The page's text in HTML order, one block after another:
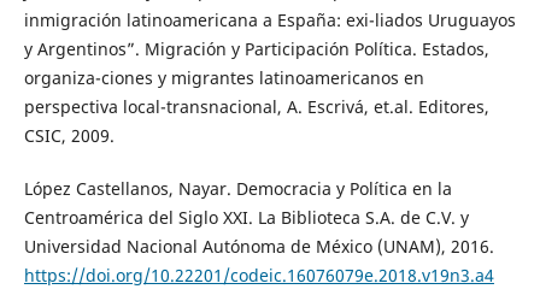
inmigración latinoamericana a España: exi-liados Uruguayos
y Argentinos”. Migración y Participación Política. Estados,
organiza-ciones y migrantes latinoamericanos en
perspectiva local-transnacional, A. Escrivá, et.al. Editores,
CSIC, 2009.
López Castellanos, Nayar. Democracia y Política en la
Centroamérica del Siglo XXI. La Biblioteca S.A. de C.V. y
Universidad Nacional Autónoma de México (UNAM), 2016.
https://doi.org/10.22201/codeic.16076079e.2018.v19n3.a4